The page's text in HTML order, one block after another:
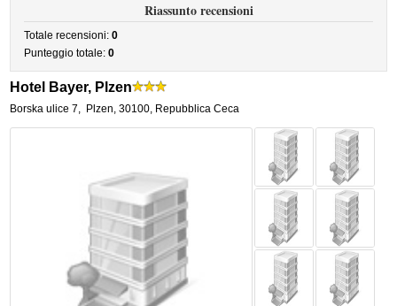
Riassunto recensioni
Totale recensioni:0
Punteggio totale:0
Hotel Bayer, Plzen
Borska ulice 7, Plzen,30100, Repubblica Ceca